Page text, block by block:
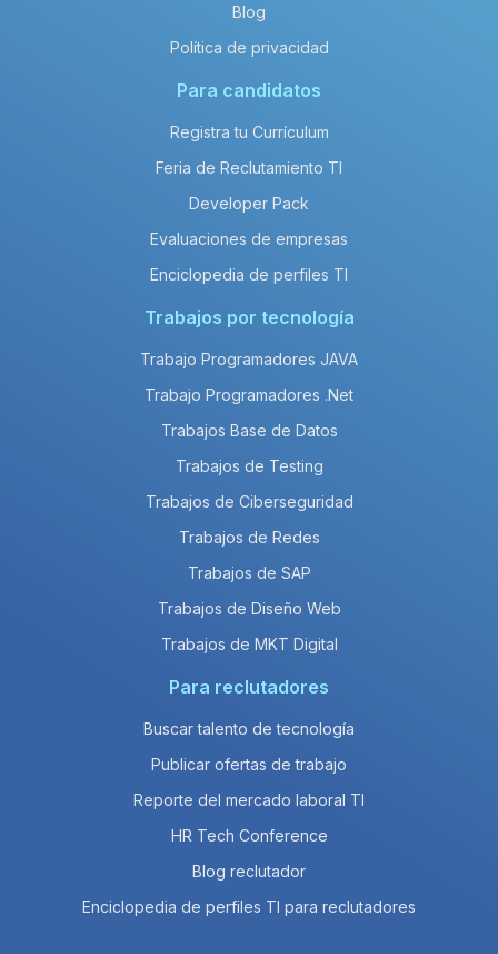
Blog
Política de privacidad
Para candidatos
Registra tu Currículum
Feria de Reclutamiento TI
Developer Pack
Evaluaciones de empresas
Enciclopedia de perfiles TI
Trabajos por tecnología
Trabajo Programadores JAVA
Trabajo Programadores .Net
Trabajos Base de Datos
Trabajos de Testing
Trabajos de Ciberseguridad
Trabajos de Redes
Trabajos de SAP
Trabajos de Diseño Web
Trabajos de MKT Digital
Para reclutadores
Buscar talento de tecnología
Publicar ofertas de trabajo
Reporte del mercado laboral TI
HR Tech Conference
Blog reclutador
Enciclopedia de perfiles TI para reclutadores